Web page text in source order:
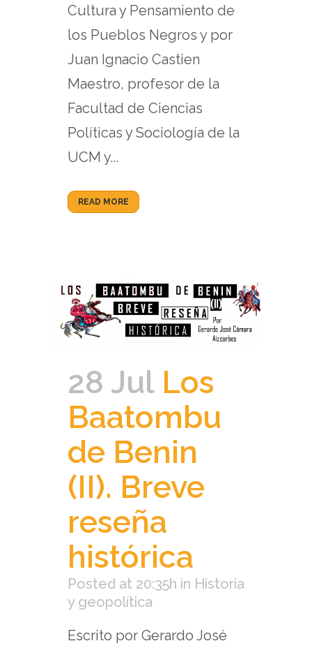
Cultura y Pensamiento de
los Pueblos Negros y por
Juan Ignacio Castien
Maestro, profesor de la
Facultad de Ciencias
Políticas y Sociología de la
UCM y...
READ MORE
28 Jul Los
Baatombu
de Benin
(II). Breve
reseña
histórica
Posted at 20:35h in Historia
y geopolítica
Escrito por Gerardo José